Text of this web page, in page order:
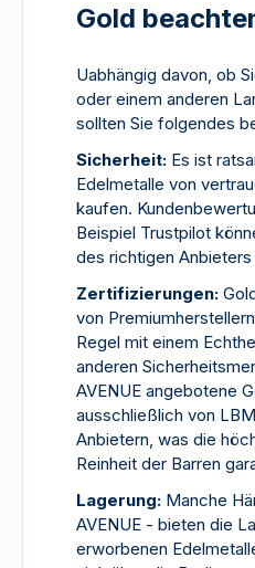
Gold
Uabhängig davon, ob
oder einem anderen
sollten Sie folgendes
Sicherheit: Es ist
Edelmetalle von
kaufen.
Beispiel Trustpilot
des richtigen
Zertifizierungen:
von
Regel mit einem
anderen
AVENUE angebotene
ausschließlich von
Anbietern, was die
Reinheit der Barren
Lagerung: Manche
AVENUE - bieten die
erworbenen